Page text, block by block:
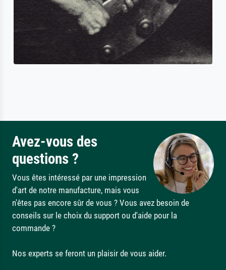
Avez-vous des
questions ?
Vous êtes intéressé par une impression
d'art de notre manufacture, mais vous
n'êtes pas encore sûr de vous ? Vous avez besoin de
conseils sur le choix du support ou d'aide pour la
commande ?
Nos experts se feront un plaisir de vous aider.